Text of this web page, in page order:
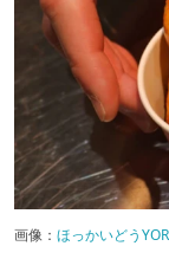
画像： ほっかいどう